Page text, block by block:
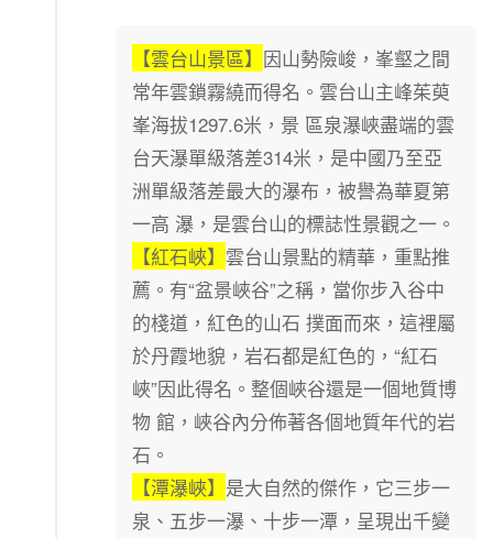
【雲台山景區】 因山勢險峻，峯壑之間
常年雲鎖霧繞而得名。雲台山主峰茱萸
峯海拔1297.6米，景 區泉瀑峽盡端的雲
台天瀑單級落差314米，是中國乃至亞
洲單級落差最大的瀑布，被譽為華夏第
一高 瀑，是雲台山的標誌性景觀之一。
【紅石峽】 雲台山景點的精華，重點推
薦。有“盆景峽谷”之稱，當你步入谷中
的棧道，紅色的山石 撲面而來，這裡屬
於丹霞地貌，岩石都是紅色的，“紅石
峽”因此得名。整個峽谷還是一個地質博
物 館，峽谷內分佈著各個地質年代的岩
石。
【潭瀑峽】 是大自然的傑作，它三步一
泉、五步一瀑、十步一潭，呈現出千變